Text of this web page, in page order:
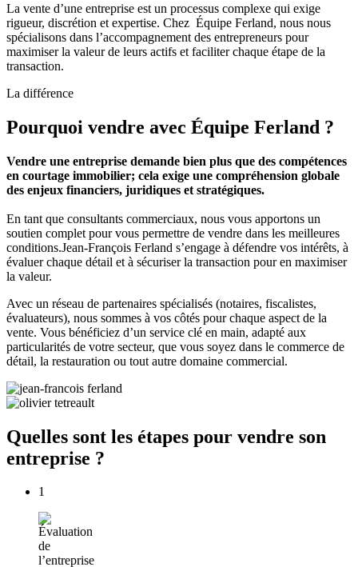
La vente d’une entreprise est un processus complexe qui exige
rigueur, discrétion et expertise. Chez Équipe Ferland, nous nous
spécialisons dans l’accompagnement des entrepreneurs pour
maximiser la valeur de leurs actifs et faciliter chaque étape de la
transaction.
La différence
Pourquoi vendre avec Équipe Ferland ?
Vendre une entreprise demande bien plus que des compétences
en courtage immobilier; cela exige une compréhension globale
des enjeux financiers, juridiques et stratégiques.
En tant que consultants commerciaux, nous vous apportons un
soutien complet pour vous permettre de vendre dans les meilleures
conditions.Jean-François Ferland s’engage à défendre vos intérêts, à
évaluer chaque détail et à sécuriser la transaction pour en maximiser
la valeur.
Avec un réseau de partenaires spécialisés (notaires, fiscalistes,
évaluateurs), nous sommes à vos côtés pour chaque aspect de la
vente. Vous bénéficiez d’un service clé en main, adapté aux
particularités de votre secteur, que vous soyez dans le commerce de
détail, la restauration ou tout autre domaine commercial.
Quelles sont les étapes pour vendre son
entreprise ?
1